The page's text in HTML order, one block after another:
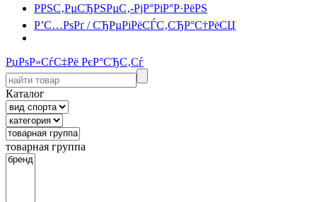
РРЅС‚РµСЂРЅРµС‚-РјР°РіР°Р·РёРЅ
Р’С…РѕРґ / СЂРµРіРёСЃС‚СЂР°С†РёСЏ
РџРѕР»СѓС‡Рё РєР°СЂС‚Сѓ
Каталог
товарная группа